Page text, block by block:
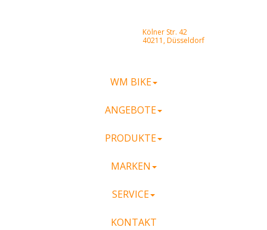
Kölner Str. 42
40211, Düsseldorf
WM BIKE
ANGEBOTE
PRODUKTE
MARKEN
SERVICE
KONTAKT